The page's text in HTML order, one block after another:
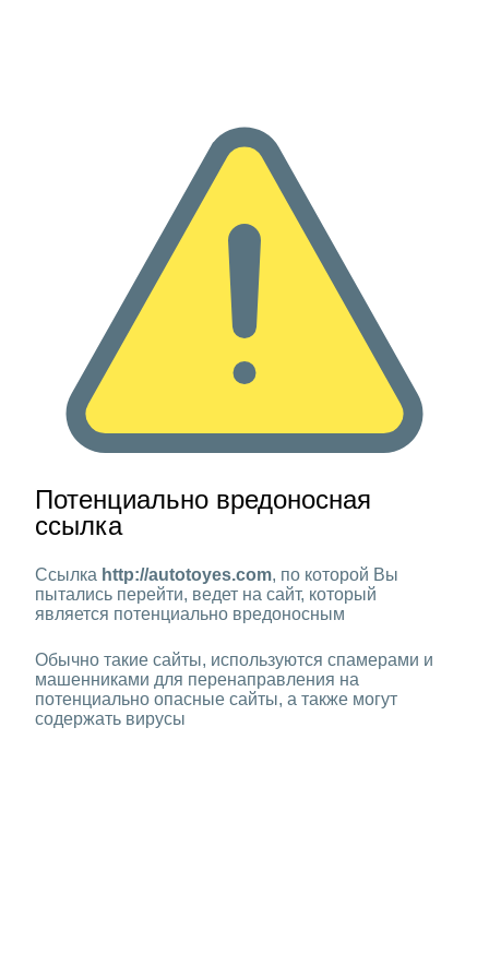
Потенциально вредоносная
ссылка
Ссылка http://autotoyes.com, по которой Вы
пытались перейти, ведет на сайт, который
является потенциально вредоносным
Обычно такие сайты, используются спамерами и
машенниками для перенаправления на
потенциально опасные сайты, а также могут
содержать вирусы